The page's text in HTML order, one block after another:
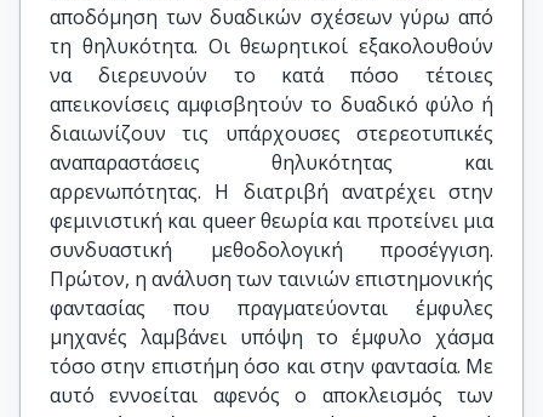
αποδόμηση των δυαδικών σχέσεων γύρω από
τη θηλυκότητα. Οι θεωρητικοί εξακολουθούν
να διερευνούν το κατά πόσο τέτοιες
απεικονίσεις αμφισβητούν το δυαδικό φύλο ή
διαιωνίζουν τις υπάρχουσες στερεοτυπικές
αναπαραστάσεις θηλυκότητας και
αρρενωπότητας. Η διατριβή ανατρέχει στην
φεμινιστική και queer θεωρία και προτείνει μια
συνδυαστική μεθοδολογική προσέγγιση.
Πρώτον, η ανάλυση των ταινιών επιστημονικής
φαντασίας που πραγματεύονται έμφυλες
μηχανές λαμβάνει υπόψη το έμφυλο χάσμα
τόσο στην επιστήμη όσο και στην φαντασία. Με
αυτό εννοείται αφενός ο αποκλεισμός των